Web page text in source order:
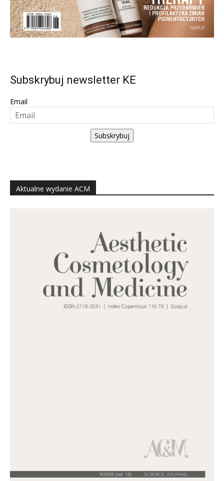
Subskrybuj newsletter KE
Email
Subskrybuj
Aktualne wydanie ACM